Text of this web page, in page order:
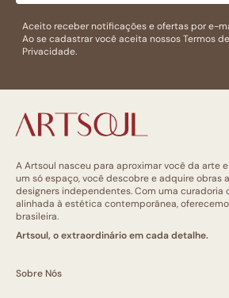
Aceito receber notificações e ofertas por e-
Ao se cadastrar você aceita nossosTermos
Privacidade.
A Artsoul nasceu para aproximar você da arte
um só espaço, você descobre e adquire obras
designers independentes. Com uma curadoria
alinhada à estética contemporânea,
brasileira.
Artsoul, o extraordinário em cada detalhe.
Sobre Nós